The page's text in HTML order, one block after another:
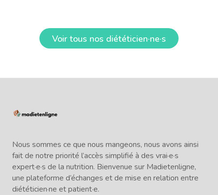
Voir tous nos diététicien·ne·s
Nous sommes ce que nous mangeons, nous avons ainsi
fait de notre priorité l’accès simplifié à des vrai·e·s
expert·e·s de la nutrition. Bienvenue sur Madietenligne,
une plateforme d’échanges et de mise en relation entre
diététicien·ne et patient·e.